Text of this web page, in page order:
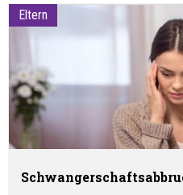
Eltern